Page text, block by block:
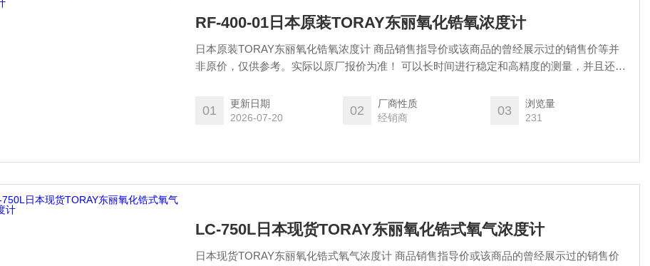
RF-400-01日本原装TORAY东丽氧化锆氧浓度计
日本原装TORAY东丽氧化锆氧浓度计 商品销售指导价或该商品的曾经展示过的销售价等并
非原价，仅供参考。实际以原厂报价为准！ 可以长时间进行稳定和高精度的测量，并且还配
部分分离，并将转换部分制成薄壁安装结构，可以将其安装在更优化的测量位置。操作也很
容易，可以并入各种处理中这很好的氧气浓度计。
01
更新日期
2026-07-20
02
厂商性质
经销商
03
浏览量
231
LC-750L日本现货TORAY东丽氧化锆式氧气浓度计
日本现货TORAY东丽氧化锆式氧气浓度计 商品销售指导价或该商品的曾经展示过的销售价